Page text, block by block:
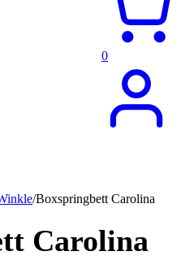
0
/Boxspringbett Carolina
Carolina